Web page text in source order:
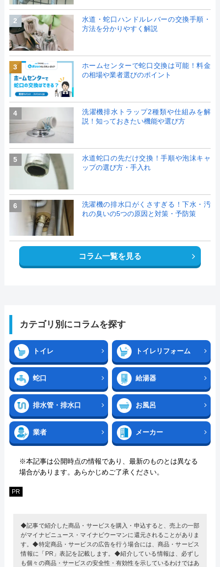
2
水道・蛇口ハンドルレバーの交換手順・
方法を分かりやすく解説
3
ホームセンターで蛇口交換は可能！料金
の相場や業者選びのポイント
4
洗濯機排水トラップ2種類や仕組みを解
説！知っておきたい機能や選び方
5
水道蛇口の先だけ交換！手順や泡沫キャ
ップの選び方・手入れ
6
洗濯機の排水口がくさすぎる！下水・汚
れの臭いの5つの原因と対策・予防策
コラム一覧を見る
カテゴリ別にコラムを探す
トイレ トイレリフォーム
蛇口 給湯器
排水管・排水口 お風呂
業者 メーカー
※本記事は公開時点の情報であり、最新のものとは異なる
場合があります。あらかじめご了承ください。
PR
◆記事で紹介した商品・サービスを購入・申込すると、売上の一部
がマイナビニュース・マイナビウーマンに還元されることがありま
す。◆特定商品・サービスの広告を行う場合には、商品・サービス
情報に「PR」表記を記載します。◆紹介している情報は、必ずし
も個々の商品・サービスの安全性・有効性を示しているわけではあ